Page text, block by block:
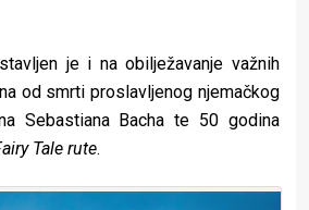
je i na obilježavanje važnih
od smrti proslavljenog njemačkog
Sebastiana Bacha te 50 godina
Tale rute.